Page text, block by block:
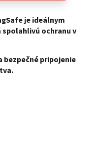
je ideálnym
ochranu v
bezpečné pripojenie